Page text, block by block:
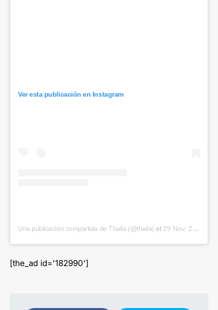
Ver esta publicación en Instagram
Una publicación compartida de Thalia (@thalia) el 29 Nov, 2018 a las 6:04 PST
[the_ad id='182990']